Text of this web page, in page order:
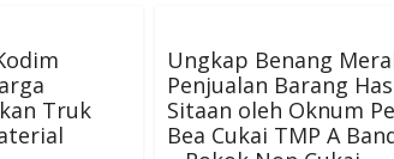
Truk
Ungkap Benang
Penjualan Barang
Sitaan oleh Oknum
Bea Cukai TMP A